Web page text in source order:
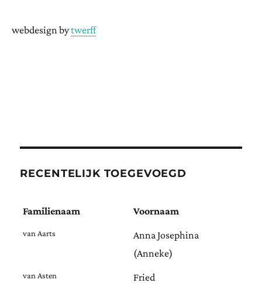
webdesign bytwerff
RECENTELIJK TOEGEVOEGD
Familienaam Voornaam
van Aarts
Anna Josephina
(Anneke)
van Asten Fried